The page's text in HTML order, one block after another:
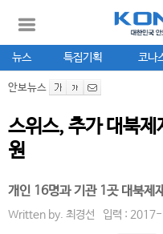
뉴스 특집기획 코나
안보뉴스
스위스, 추가 대북
원
개인 16명과 기관 1곳 대북제
Written by. 최경선 입력 :